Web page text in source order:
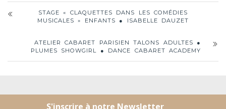
STAGE « CLAQUETTES DANS LES COMÉDIES
MUSICALES » ENFANTS ● ISABELLE DAUZET
ATELIER CABARET PARISIEN TALONS ADULTES ●
PLUMES SHOWGIRL ● DANCE CABARET ACADEMY